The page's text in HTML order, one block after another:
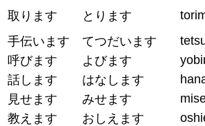
取ります
とります
手伝います
てつだいます
呼びます
よびます
話します
はなします
見せます
みせます
教えます
おしえます